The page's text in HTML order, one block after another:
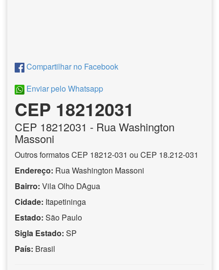
Compartilhar no Facebook
Enviar pelo Whatsapp
CEP 18212031
CEP 18212031 - Rua Washington
Massoni
Outros formatos CEP 18212-031 ou CEP 18.212-031
Endereço: Rua Washington Massoni
Bairro: Vila Olho DAgua
Cidade: Itapetininga
Estado: São Paulo
Sigla Estado: SP
País: Brasil